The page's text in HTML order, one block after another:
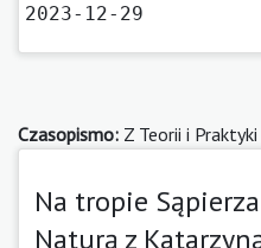
2023-12-29
Czasopismo: Z Teorii i
Na tropie
Naturą z